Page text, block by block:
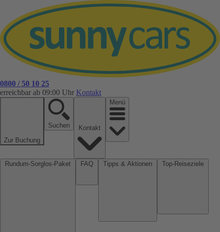
0800 / 50 10 25
erreichbar ab 09:00 Uhr Kontakt
Zur Buchung
Suchen
Menü